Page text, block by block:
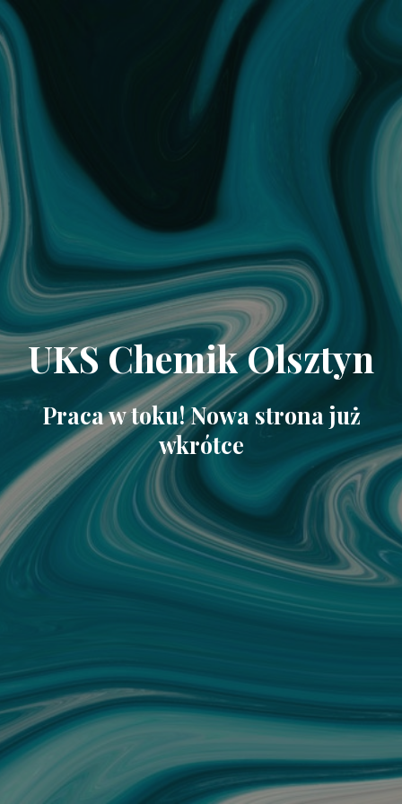
UKS Chemik Olsztyn
Praca w toku! Nowa strona już
wkrótce